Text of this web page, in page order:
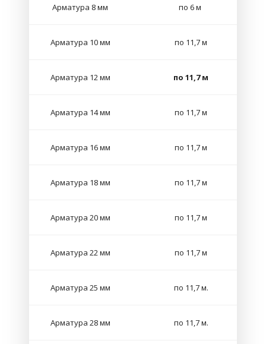
Арматура 8 мм по 6 м
Арматура 10 мм по 11,7 м
Арматура 12 мм по 11,7 м
Арматура 14 мм по 11,7 м
Арматура 16 мм по 11,7 м
Арматура 18 мм по 11,7 м
Арматура 20 мм по 11,7 м
Арматура 22 мм по 11,7 м
Арматура 25 мм по 11,7 м.
Арматура 28 мм по 11,7 м.